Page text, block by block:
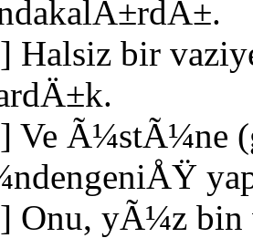
Halsiz bir
Ve Ã¼stÃ¼ne
Onu, yÃ¼z